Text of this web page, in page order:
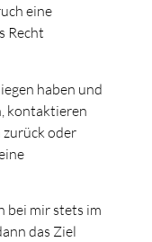
eine
Recht
haben und
kontaktieren
zurück oder
bei mir stets im
das Ziel